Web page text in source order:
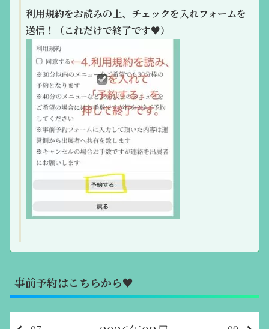
利用規約をお読みの上、チェックを入れフォームを
送信！（これだけで終了です♥）
事前予約はこちらから♥